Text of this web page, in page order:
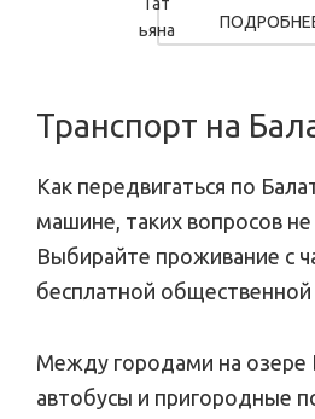
Транспорт на
Как передвигаться по
машине, таких вопросов не
Выбирайте проживание с
бесплатной общественной
Между городами на озере
автобусы и пригородные